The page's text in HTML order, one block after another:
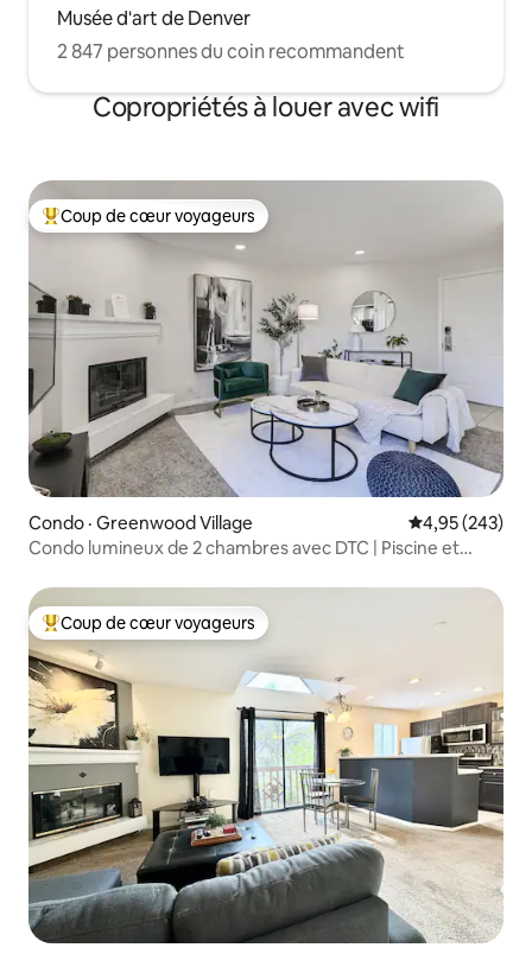
Musée d'art de Denver
2 847 personnes du coin recommandent
Copropriétés à louer avec wifi
Coup de cœur voyageurs parmi les plus aimés
Coup de cœur voyageurs
Condo · Greenwood Village Note
4,95 (243)
Condo lumineux de 2 chambres avec DTC | Piscine et
Coup de cœur voyageurs parmi les plus aimés
Coup de cœur voyageurs